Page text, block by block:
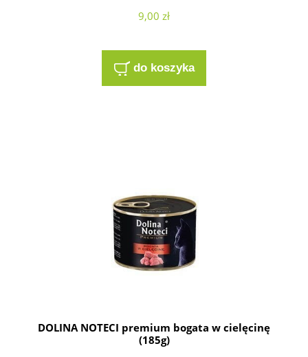
9,00 zł
do koszyka
DOLINA NOTECI premium bogata w cielęcinę
(185g)